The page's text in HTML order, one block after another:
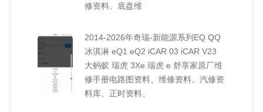
修资料、底盘维
2014-2026年奇瑞-新能源系列EQ QQ
冰淇淋 eQ1 eQ2 iCAR 03 iCAR V23
大蚂蚁 瑞虎 3Xe 瑞虎 e 舒享家原厂维
修手册电路图资料、维修资料、汽修资
料库、正时资料、